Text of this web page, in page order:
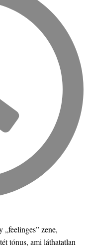
„feelinges” zene,
tónus, ami láthatatlan